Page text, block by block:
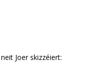
Joer skizzéiert: